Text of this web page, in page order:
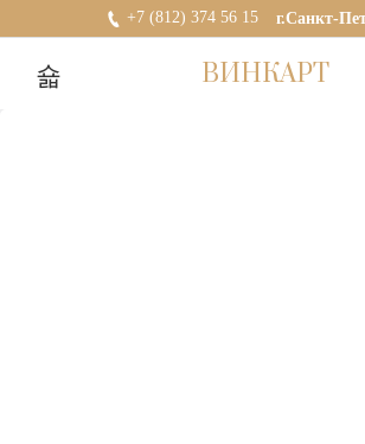
+7 (812) 374 56 15 г.Санкт-
ВИНКАРТ